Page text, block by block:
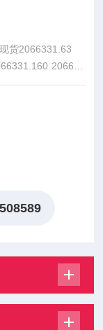
品现货2066331.63
206633
时，可在规定时间